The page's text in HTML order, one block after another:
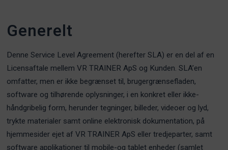
Generelt
Denne Service Level Agreement (herefter SLA) er en del af en
Licensaftale mellem VR TRAINER ApS og Kunden. SLA’en
omfatter, men er ikke begrænset til, brugergrænsefladen,
software og tilhørende oplysninger, i en konkret eller ikke-
håndgribelig form, herunder tegninger, billeder, videoer og lyd,
trykte materialer samt online elektronisk dokumentation, på
hjemmesider ejet af VR TRAINER ApS eller tredjeparter, samt
software applikationer til mobile-og tablet enheder (samlet